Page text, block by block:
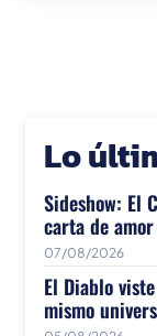
Lo
Sideshow: El
carta de
07/08/2026
El Diablo
mismo